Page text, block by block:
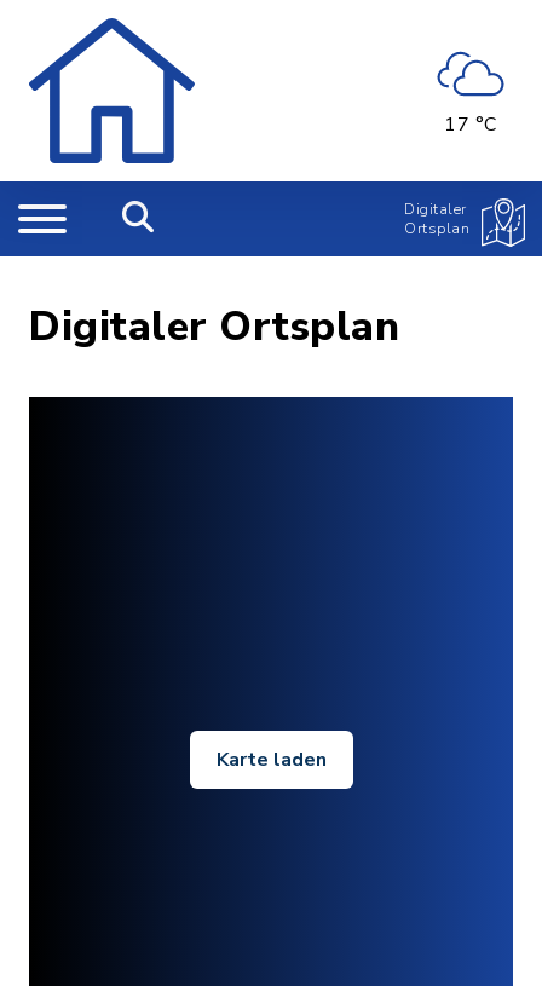
17 °C
Digitaler
Ortsplan
Digitaler Ortsplan
Karte laden